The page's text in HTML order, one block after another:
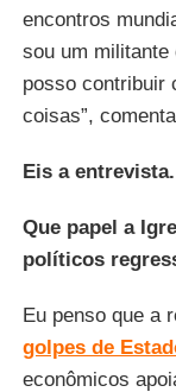
encontros
sou um militante
posso contribuir
coisas”,
Eis a entrevista.
Que papel a
políticos
Eu penso que a
golpes de
econômicos